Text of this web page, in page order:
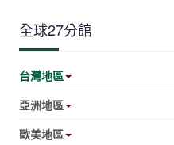
全球27分館
台灣地區
亞洲地區
歐美地區